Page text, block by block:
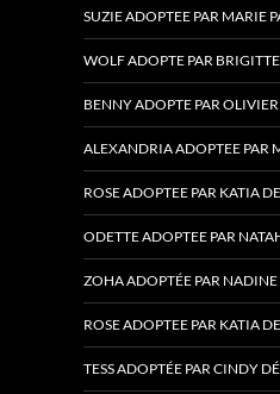
SUZIE ADOPTEE PAR MARIE
WOLF ADOPTE PAR
BENNY ADOPTE PAR
ALEXANDRIA ADOPTEE PAR
ROSE ADOPTEE PAR KATIA
ODETTE ADOPTEE PAR
ZOHA ADOPTÉE PAR NADINE
ROSE ADOPTEE PAR KATIA
TESS ADOPTÉE PAR CINDY